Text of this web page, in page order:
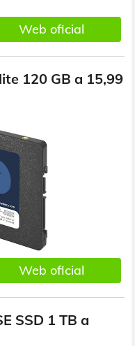
Web oficial
120 GB a 15,99
Web oficial
SSD 1 TB a